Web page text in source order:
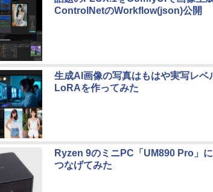
ControlNetのWorkflow(json)公開
生成AI画像の写真はもはや実写レ
LoRAを作ってみた
Ryzen 9のミニPC「UM890 Pro」
つなげてみた